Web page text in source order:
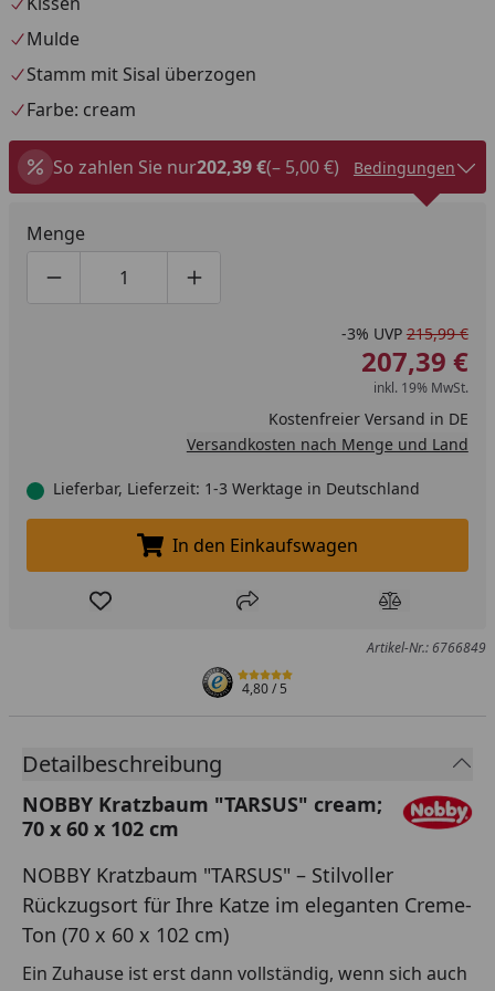
Mulde
Stamm mit Sisal überzogen
Farbe: cream
So zahlen Sie nur202,39 €(– 5,00 €) Bedingungen
Menge
Produktmenge um eins verringern
Produktmenge manuell eingeben
Produktmenge um eins erhöhen
-3% UVP 215,99 €
207,39 €
inkl. 19% MwSt.
Kostenfreier Versand in DE
Versandkosten nach Menge und Land
Lieferbar, Lieferzeit: 1-3 Werktage in Deutschland
In den Einkaufswagen legen
In den Einkaufswagen
Produkt zur Wunschliste hinzufügen
Teilen Produkt
Artikel-Nr.: 6766849
4,80/ 5
Detailbeschreibung
NOBBY Kratzbaum "TARSUS" cream;
70 x 60 x 102 cm
NOBBY Kratzbaum "TARSUS" – Stilvoller
Rückzugsort für Ihre Katze im eleganten Creme-
Ton (70 x 60 x 102 cm)
Ein Zuhause ist erst dann vollständig, wenn sich auch